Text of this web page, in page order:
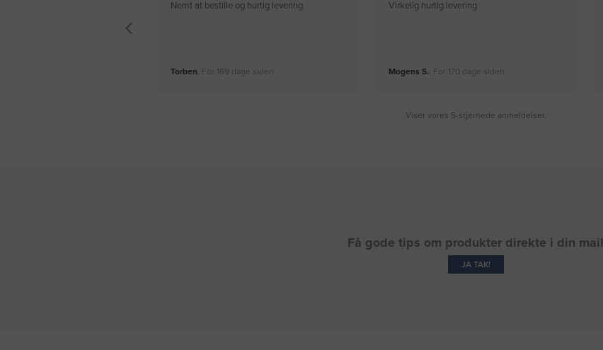
Nemt at bestille og hurtig levering
Torben, For 169 dage siden
Virkelig hurtig levering
Mogens S., For 170 dage siden
Viser vores 5-stjernede anmeldelser.
Få gode tips om produkter direkte i din mail
JA TAK!